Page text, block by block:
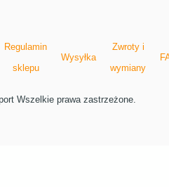
Regulamin
sklepu
Wysyłka
Zwroty i
wymiany
Wszelkie prawa zastrzeżone.